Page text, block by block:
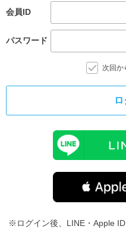
会員ID
パスワード
次回か
※ログイン後、LINE・Apple